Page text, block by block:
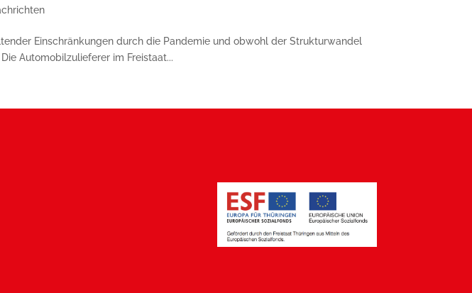
Einschränkungen durch die Pandemie und obwohl der Strukturwandel
Automobilzulieferer im Freistaat...